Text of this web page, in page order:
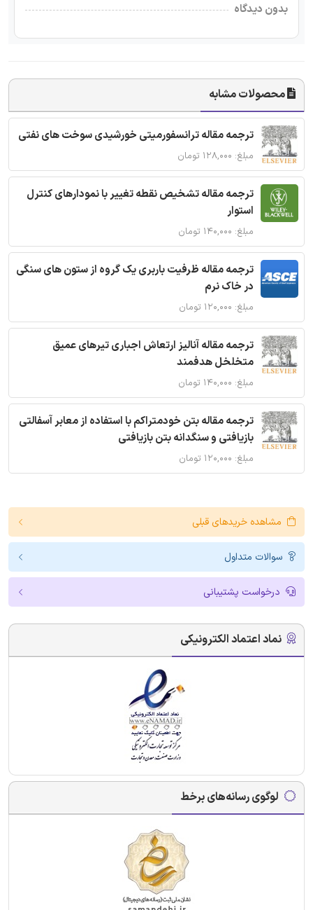
بدون دیدگاه
محصولات مشابه
ترجمه مقاله ترانسفورمیتی خورشیدی سوخت های نفتی
مبلغ: ۱۲۸,۰۰۰ تومان
ترجمه مقاله تشخیص نقطه تغییر با نمودارهای کنترل
استوار
مبلغ: ۱۴۰,۰۰۰ تومان
ترجمه مقاله ظرفیت باربری یک گروه از ستون های سنگی
در خاک نرم
مبلغ: ۱۲۰,۰۰۰ تومان
ترجمه مقاله آنالیز ارتعاش اجباری تیرهای عمیق
متخلخل هدفمند
مبلغ: ۱۴۰,۰۰۰ تومان
ترجمه مقاله بتن خودمتراکم با استفاده از معابر آسفالتی
بازیافتی و سنگدانه بتن بازیافتی
مبلغ: ۱۲۰,۰۰۰ تومان
مشاهده خریدهای قبلی
سوالات متداول
درخواست پشتیبانی
نماد اعتماد الکترونیکی
لوگوی رسانه‌های برخط